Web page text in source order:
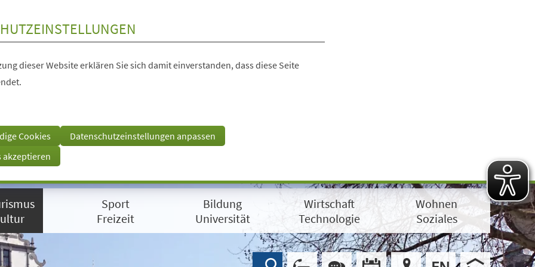
dieser Website erklären Sie sich damit einverstanden, dass diese Seite
Cookies
Datenschutzeinstellungen anpassen
akzeptieren
Sport
Freizeit
Bildung
Universität
Wirtschaft
Technologie
Wohnen
Soziales